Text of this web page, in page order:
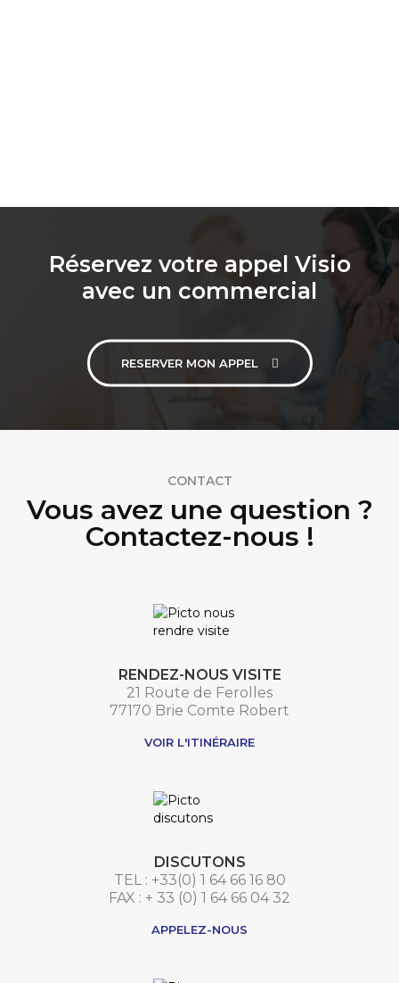
Réservez votre appel Visio
avec un commercial
RESERVER MON APPEL
CONTACT
Vous avez une question ?
Contactez-nous !
RENDEZ-NOUS VISITE
21 Route de Ferolles
77170 Brie Comte Robert
VOIR L'ITINÉRAIRE
DISCUTONS
TEL : +33(0) 1 64 66 16 80
FAX : + 33 (0) 1 64 66 04 32
APPELEZ-NOUS